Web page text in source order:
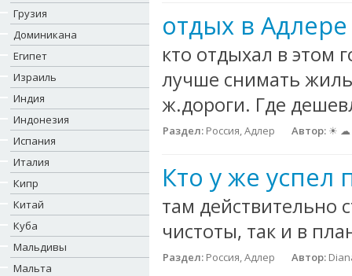
Грузия
Доминикана
Египет
Израиль
Индия
Индонезия
Испания
Италия
Кипр
Китай
Куба
Мальдивы
Мальта
отдых в Адлере
кто отдыхал в этом
лучше снимать
ж.дороги. Где
Раздел: Россия, Адлер Автор: ☀ ☁
Кто у же успел
там действительно
чистоты, так и в
Раздел: Россия, Адлер Автор: